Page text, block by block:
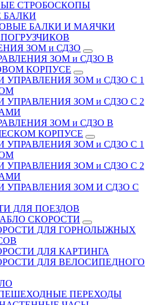
СТРОБОСКОПЫ
БАЛКИ
БАЛКИ И МАЯЧКИ
ЗОМ и СДЗО
ЗОМ и СДЗО В
КОРПУСЕ
УПРАВЛЕНИЯ ЗОМ и СДЗО С 1
УПРАВЛЕНИЯ ЗОМ и СДЗО С 2
ЗОМ и СДЗО В
КОРПУСЕ
УПРАВЛЕНИЯ ЗОМ и СДЗО С 1
УПРАВЛЕНИЯ ЗОМ и СДЗО С 2
УПРАВЛЕНИЯ ЗОМ И СДЗО С
ДЛЯ ПОЕЗДОВ
СКОРОСТИ
ДЛЯ ГОРНОЛЫЖНЫХ
ДЛЯ КАРТИНГА
ДЛЯ ВЕЛОСИПЕДНОГО
ПЕРЕХОДЫ